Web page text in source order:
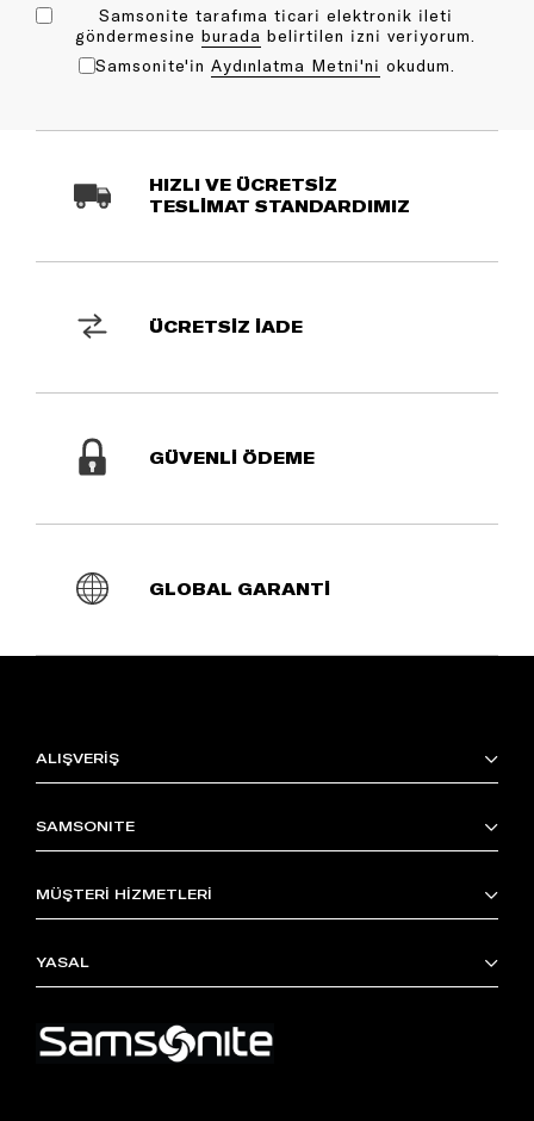
Samsonite tarafıma ticari elektronik ileti
göndermesine bu rada belirtilen izni veriyorum.
Samsonite'in Aydınlatma Metni'ni okudum.
HIZLI VE ÜCRETSİZ
TESLİMAT STANDARDIMIZ
ÜCRETSİZ İADE
GÜVENLİ ÖDEME
GLOBAL GARANTİ
ALIŞVERİŞ
SAMSONITE
MÜŞTERİ HİZMETLERİ
YASAL